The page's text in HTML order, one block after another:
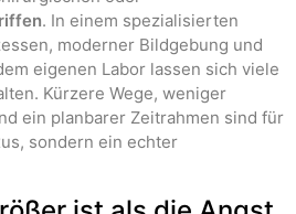
. In einem spezialisierten
moderner Bildgebung und
eigenen Labor lassen sich viele
Kürzere Wege, weniger
ein planbarer Zeitrahmen sind für
sondern ein echter